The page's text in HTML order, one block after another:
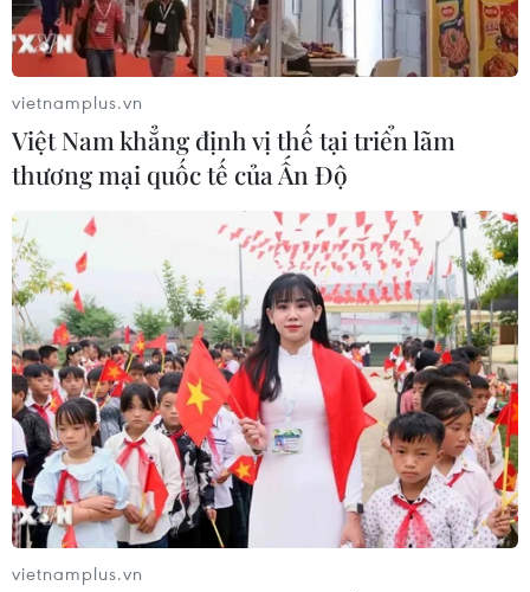
Thị trường nông sản: Giá gạo xuất khẩu
giảm trước sức ép cạnh tranh về giá
01/06/2025 13:27
Hoạt động xuất khẩu gạo không chỉ Việt Nam mà các
nước trong khu vực khá trầm lắng do nhu cầu yếu. Giá
gạo xuất khẩu của Việt Nam giảm nhẹ.
vietnamplus.vn
Việt Nam khẳng định vị thế tại triển lãm
thương mại quốc tế của Ấn Độ
vietnamplus.vn